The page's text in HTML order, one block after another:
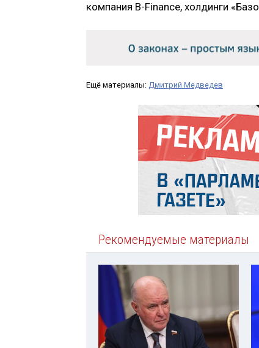
компания B-Finance, холдинги
Ещё материалы: Дмитрий Медведев
Рекомендуемые материалы